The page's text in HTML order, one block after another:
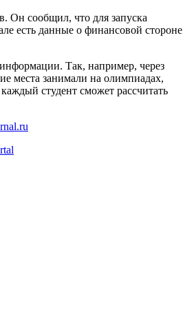
Он сообщил, что для запуска
есть данные о финансовой стороне
Так, например, через
места занимали на олимпиадах,
студент сможет рассчитать